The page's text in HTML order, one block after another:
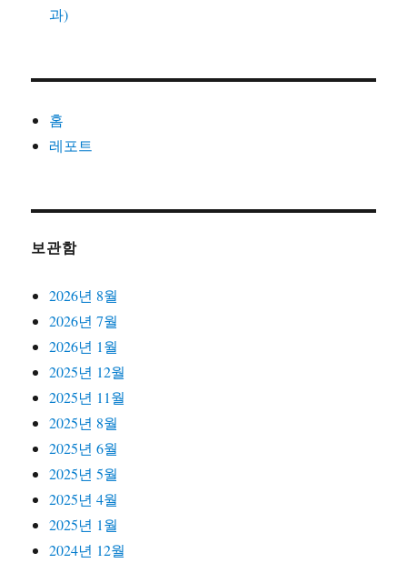
과)
홈
레포트
보관함
2026년 8월
2026년 7월
2026년 1월
2025년 12월
2025년 11월
2025년 8월
2025년 6월
2025년 5월
2025년 4월
2025년 1월
2024년 12월